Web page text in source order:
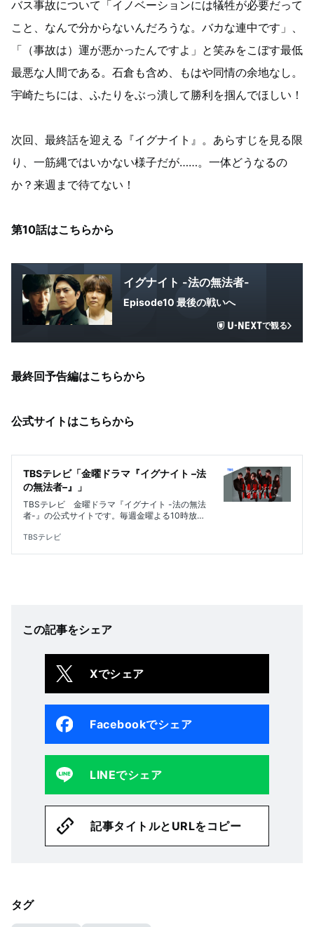
バス事故について「イノベーションには犠牲が必要だって
こと、なんで分からないんだろうな。バカな連中です」、
「（事故は）運が悪かったんですよ」と笑みをこぼす最低
最悪な人間である。石倉も含め、もはや同情の余地なし。
宇崎たちには、ふたりをぶっ潰して勝利を掴んでほしい！
次回、最終話を迎える『イグナイト』。あらすじを見る限
り、一筋縄ではいかない様子だが……。一体どうなるの
か？来週まで待てない！
第10話はこちらから
イグナイト -法の無法者-
Episode10 最後の戦いへ
で観る
最終回予告編はこちらから
公式サイトはこちらから
TBSテレビ「金曜ドラマ『イグナイト –法
の無法者–』」
TBSテレビ 金曜ドラマ『イグナイト -法の無法
者-』の公式サイトです。毎週金曜よる10時放
トオル。ダークリーガル・エンターテインメント
TBSテレビ
この記事をシェア
Xでシェア
Facebookでシェア
LINEでシェア
記事タイトルとURLをコピー
タグ